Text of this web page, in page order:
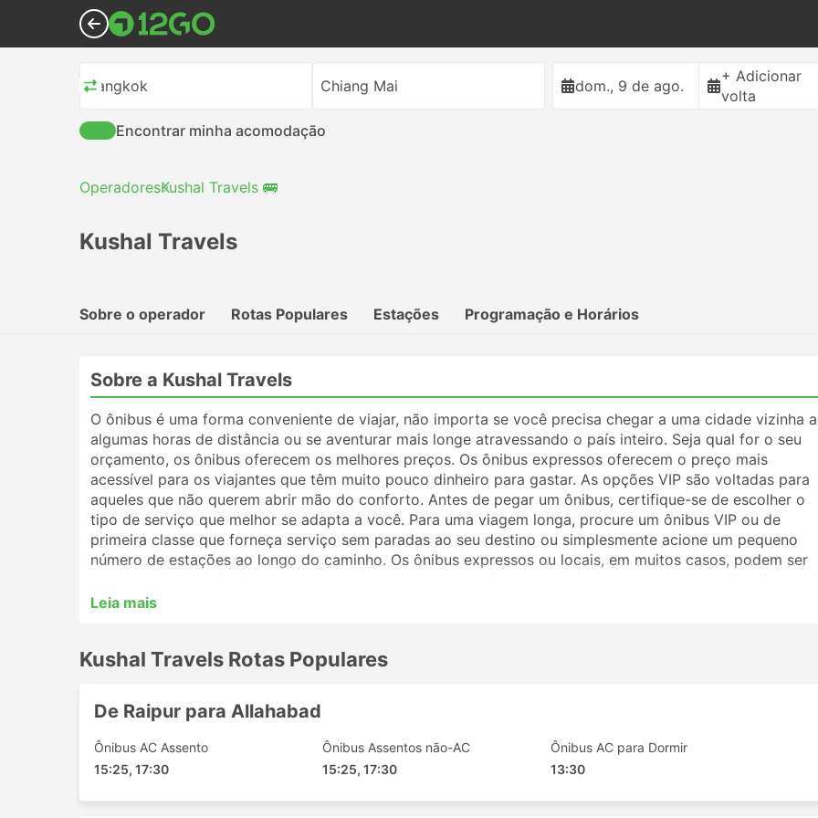
Bangkok Chiang Mai dom., 9 de ago.
+ Adicionar
volta
Encontrar minha acomodação
OperadoresKushal Travels 🚌
Kushal Travels
Sobre o operador
Rotas Populares Estações Programação e Horários
Sobre a Kushal Travels
O ônibus é uma forma conveniente de viajar, não importa se você precisa chegar a uma cidade vizinha a
algumas horas de distância ou se aventurar mais longe atravessando o país inteiro. Seja qual for o seu
orçamento, os ônibus oferecem os melhores preços. Os ônibus expressos oferecem o preço mais
acessível para os viajantes que têm muito pouco dinheiro para gastar. As opções VIP são voltadas para
aqueles que não querem abrir mão do conforto. Antes de pegar um ônibus, certifique-se de escolher o
tipo de serviço que melhor se adapta a você. Para uma viagem longa, procure um ônibus VIP ou de
primeira classe que forneça serviço sem paradas ao seu destino ou simplesmente acione um pequeno
número de estações ao longo do caminho. Os ônibus expressos ou locais, em muitos casos, podem ser
melhor opção. Analise o cronograma antes de viajar, pois muitos destinos de longo curso são atendidos
ajudá-lo a escolher a melhor passagem e classe de ônibus.
Estações Populares da Kushal Travels
As principais estações contempladas pelos ônibus da Kushal Travels incluem:
Haidarábade
Allahabad
Leia mais
Kushal Travels Rotas Populares
De Raipur para Allahabad
Ônibus AC Assento
15:25, 17:30
Ônibus Assentos não-AC
15:25, 17:30
Ônibus AC para Dormir
13:30